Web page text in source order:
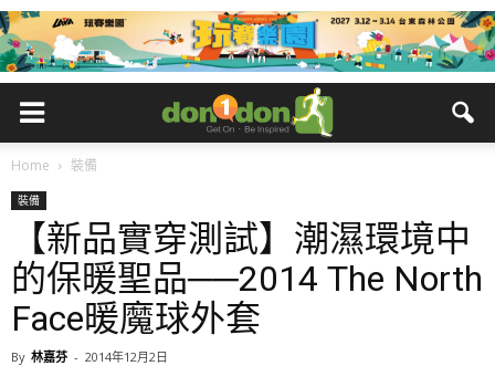
Home 裝備
裝備
【新品實穿測試】潮濕環境中
的保暖聖品──2014 The North
Face暖魔球外套
By 林嘉芬 - 2014年12月2日